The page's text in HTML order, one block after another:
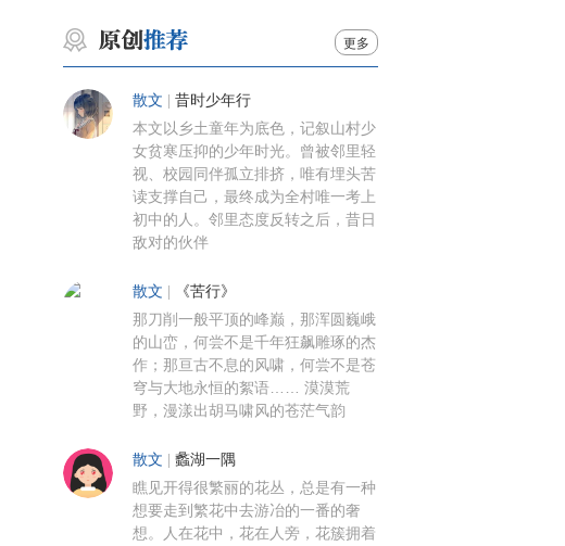
更多
散文 昔时少年行
本文以乡土童年为底色，记叙山村少
女贫寒压抑的少年时光。曾被邻里轻
视、校园同伴孤立排挤，唯有埋头苦
读支撑自己，最终成为全村唯一考上
初中的人。邻里态度反转之后，昔日
敌对的伙伴
散文 《苦行》
那刀削一般平顶的峰巅，那浑圆巍峨
的山峦，何尝不是千年狂飙雕琢的杰
作；那亘古不息的风啸，何尝不是苍
穹与大地永恒的絮语…… 漠漠荒
野，漫漾出胡马啸风的苍茫气韵
散文 蠡湖一隅
瞧见开得很繁丽的花丛，总是有一种
想要走到繁花中去游冶的一番的奢
想。人在花中，花在人旁，花簇拥着